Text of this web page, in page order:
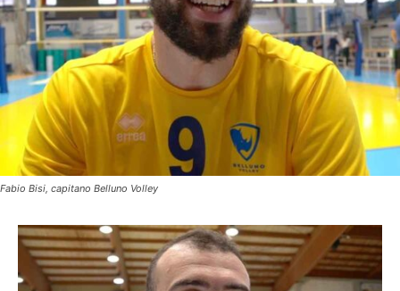
Fabio Bisi, capitano Belluno Volley